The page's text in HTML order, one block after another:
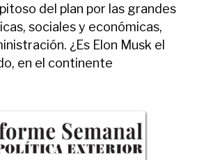
del plan por las grandes
sociales y económicas,
¿Es Elon Musk el
en el continente